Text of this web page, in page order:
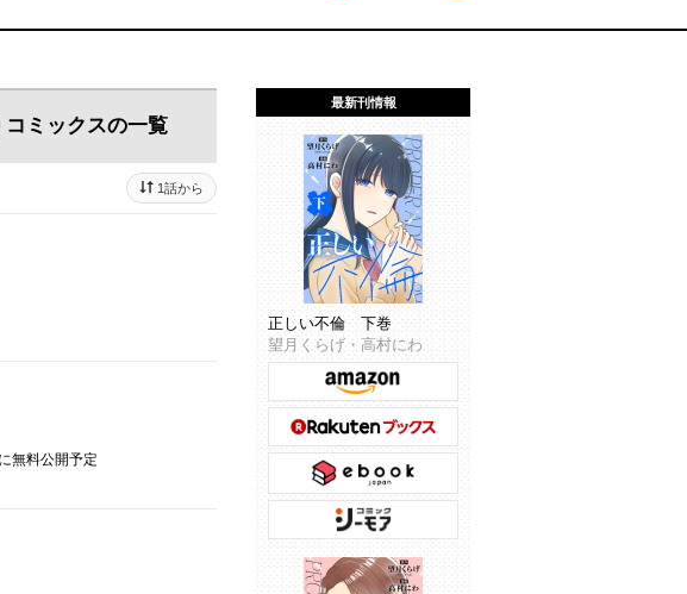
コミックスの一覧
1話から
に無料公開予定
最新刊情報
正しい不倫 下巻
望月くらげ・高村にわ